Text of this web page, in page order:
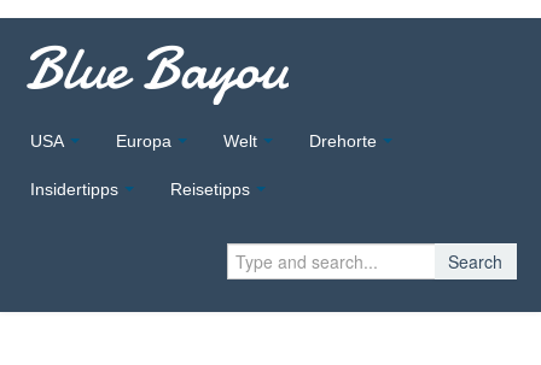
Blue Bayou
USA Europa Welt Drehorte
Insidertipps Reisetipps
Search